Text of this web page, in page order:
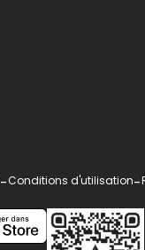
-Conditions d'utilisation-